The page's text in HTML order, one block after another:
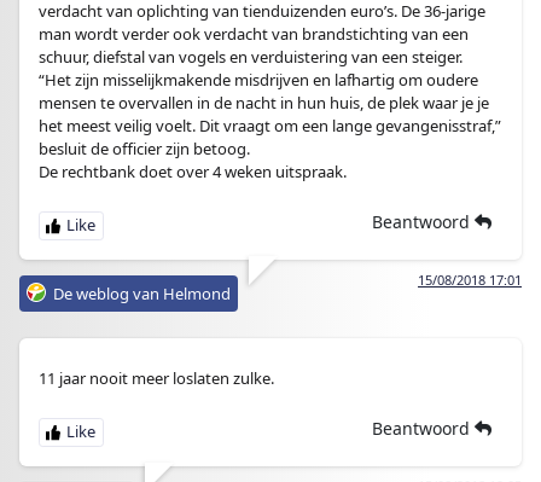
verdacht van oplichting van tienduizenden euro’s. De 36-jarige
man wordt verder ook verdacht van brandstichting van een
schuur, diefstal van vogels en verduistering van een steiger.
“Het zijn misselijkmakende misdrijven en lafhartig om oudere
mensen te overvallen in de nacht in hun huis, de plek waar je je
het meest veilig voelt. Dit vraagt om een lange gevangenisstraf,”
besluit de officier zijn betoog.
De rechtbank doet over 4 weken uitspraak.
Beantwoord
15/08/2018 17:01
De weblog van Helmond
11 jaar nooit meer loslaten zulke.
Beantwoord